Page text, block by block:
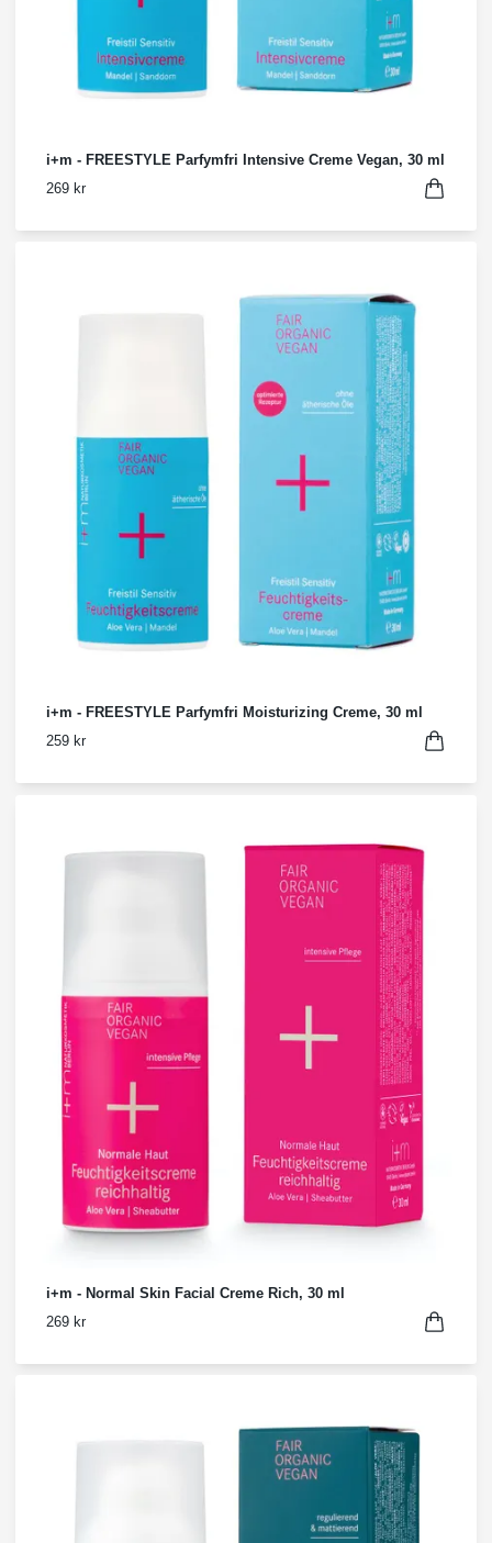
i+m - FREESTYLE Parfymfri Intensive Creme Vegan, 30 ml
269 kr
i+m - FREESTYLE Parfymfri Moisturizing Creme, 30 ml
259 kr
i+m - Normal Skin Facial Creme Rich, 30 ml
269 kr